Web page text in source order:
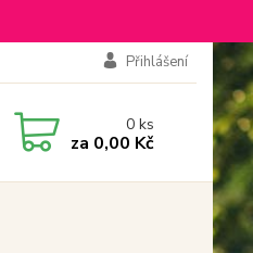
Přihlášení
0ks
za 0,00 Kč